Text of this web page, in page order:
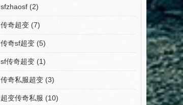
sfzhaosf (2)
传奇超变 (7)
传奇sf超变 (5)
sf传奇超变 (1)
传奇私服超变 (3)
超变传奇私服 (10)